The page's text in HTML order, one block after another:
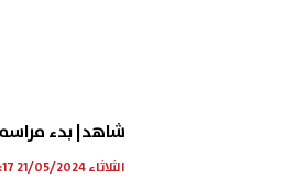
شاهد| بدء
الثلاثاء 21/05/2024 11:17 ص